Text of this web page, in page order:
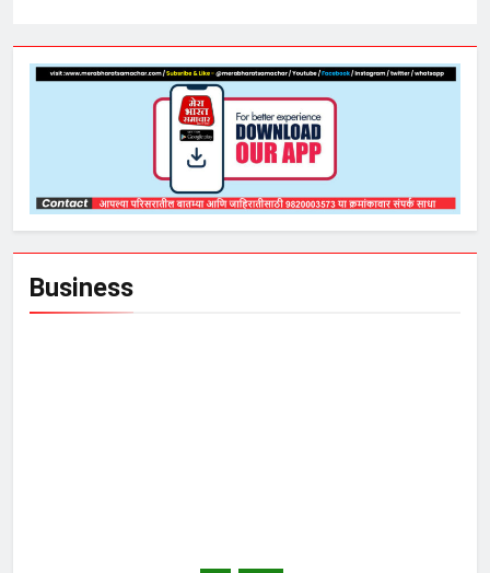
Business